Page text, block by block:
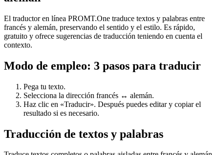
El traductor en línea PROMT.One traduce textos y palabras entre
francés y alemán, preservando el sentido y el estilo. Es rápido,
gratuito y ofrece sugerencias de traducción teniendo en cuenta el
contexto.
Modo de empleo: 3 pasos para traducir
Pega tu texto.
Selecciona la dirección francés ↔ alemán.
Haz clic en «Traducir». Después puedes editar y copiar el
resultado si es necesario.
Traducción de textos y palabras